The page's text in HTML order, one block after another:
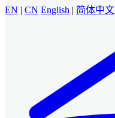
EN | CN English | 简体中文